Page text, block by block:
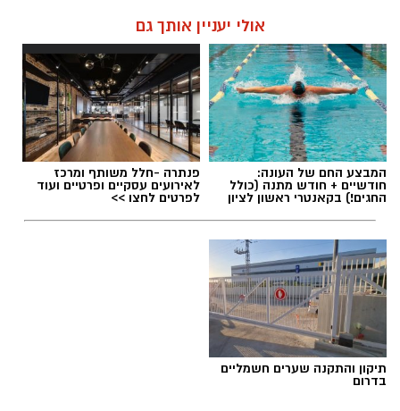
אולי יעניין אותך גם
המבצע החם של העונה:
חודשיים + חודש מתנה (כולל
החגים!) בקאנטרי ראשון לציון
פנתרה -חלל משותף ומרכז
לאירועים עסקיים ופרטיים ועוד
לפרטים לחצו >>
תיקון והתקנה שערים חשמליים
בדרום